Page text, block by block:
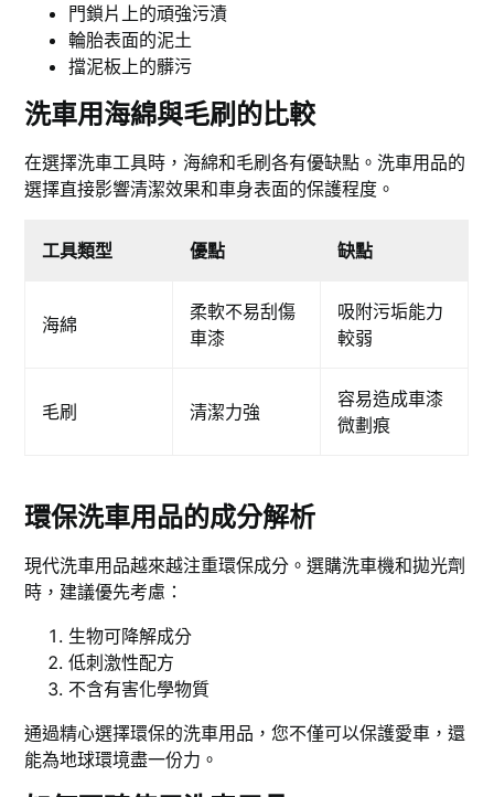
門鎖片上的頑強污漬
輪胎表面的泥土
擋泥板上的髒污
洗車用海綿與毛刷的比較
在選擇洗車工具時，海綿和毛刷各有優缺點。洗車用品的
選擇直接影響清潔效果和車身表面的保護程度。
工具類型 優點 缺點
海綿
柔軟不易刮傷
車漆
吸附污垢能力
較弱
毛刷 清潔力強
容易造成車漆
微劃痕
環保洗車用品的成分解析
現代洗車用品越來越注重環保成分。選購洗車機和拋光劑
時，建議優先考慮：
生物可降解成分
低刺激性配方
不含有害化學物質
通過精心選擇環保的洗車用品，您不僅可以保護愛車，還
能為地球環境盡一份力。